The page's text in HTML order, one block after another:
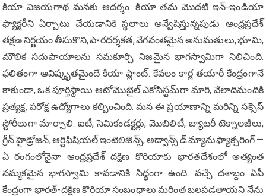
కియా విజయగాథ మనకు ఆదర్శం. కియా తమ మొదటి ఇన్-ఇండియా
ఫ్యాక్టరీని ఏర్పాటు చేయడానికి స్థలాలు అన్వేషిస్తున్నపుడు ఆంధ్రప్రదేశ్‌
తక్షణ నిర్ణయం తీసుకొని, పారదర్శకత, వేగవంతమైన అనుమతులు, భూమి,
మౌలిక సదుపాయాలను సమకూర్చి నిజమైన భాగస్వామిగా నిలిచింది.
ఫలితంగా ఆవిష్కృతమైందే కియా ప్లాంట్. కేవలం కార్ల తయారీ కేంద్రంగానే
కాకుండా, ఒక పూర్తిస్థాయి ఆటోమొబైల్ ఎకోసిస్టమ్‌గా మారి, వేలాదిమందికి
ప్రత్యక్ష, పరోక్ష ఉద్యోగాలు కల్పించింది. మన ఈ ప్రయాణాన్ని మరిన్ని సక్సెస్
స్టోరీలుగా మార్చాలి. ఐటీ, సెమికండక్టర్లు, మొబిలిటీ, బ్యాటరీ టెక్నాలజీలు,
గ్రీన్ హైడ్రోజన్, ఆర్టిఫిషియల్ ఇంటెలిజెన్స్, అడ్వాన్స్ డ్ మ్యానుఫ్యాక్చరింగ్ —
ఏ రంగంలోనైనా ఆంధ్రప్రదేశ్ దక్షిణ కొరియాకు భారతదేశంలో అత్యంత
నమ్మకమైన భాగస్వామి కావడానికి సిద్ధంగా ఉంది. వచ్చే దశాబ్దం ఏపీ
కేంద్రంగా భారత్-ద‌క్షిణ కొరియా సంబంధాలు మరింత బలపడతాయని నేను